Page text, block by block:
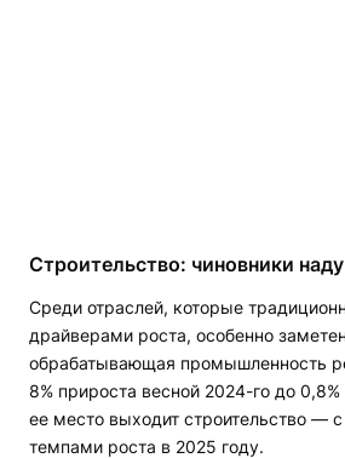
Строительство: чиновники
Среди отраслей, которые
драйверами роста, особенно
обрабатывающая промышленность
8% прироста весной 2024-го до
ее место выходит строительство —
темпами роста в 2025 году.